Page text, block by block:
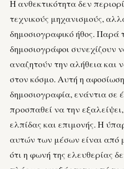
Η ανθεκτικότητα δεν
τεχνικούς μηχανισμούς,
δημοσιογραφικό ήθος. Παρά
δημοσιογράφοι συνεχίζουν
αναζητούν την αλήθεια και
στον κόσμο. Αυτή η
δημοσιογραφία, ενάντια σε
προσπαθεί να την
ελπίδας και επιμονής. Η
αυτών των μέσων είναι από
ότι η φωνή της ελευθερίας